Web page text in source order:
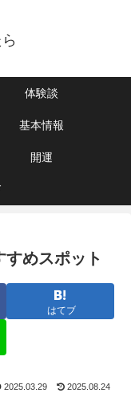
体験談
基本情報
開運
めスポット
はてブ
2025.03.29 2025.08.24